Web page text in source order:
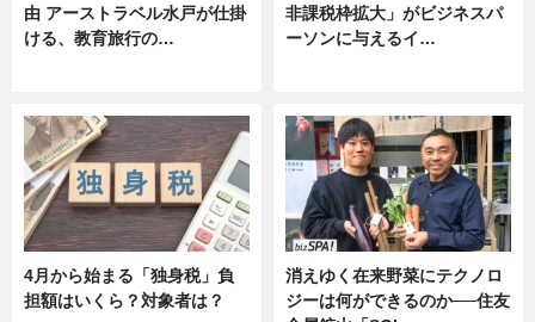
由 アーストラベル水戸が仕掛
ける、教育旅行の…
非課税枠拡大」がビジネスパ
ーソンに与えるイ…
4月から始まる「独身税」負
担額はいくら？対象者は？
消えゆく在来野菜にテクノロ
ジーは何ができるのか──住友